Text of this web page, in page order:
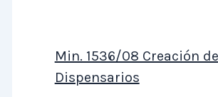
Min. 1536/08 Creación de
Dispensarios